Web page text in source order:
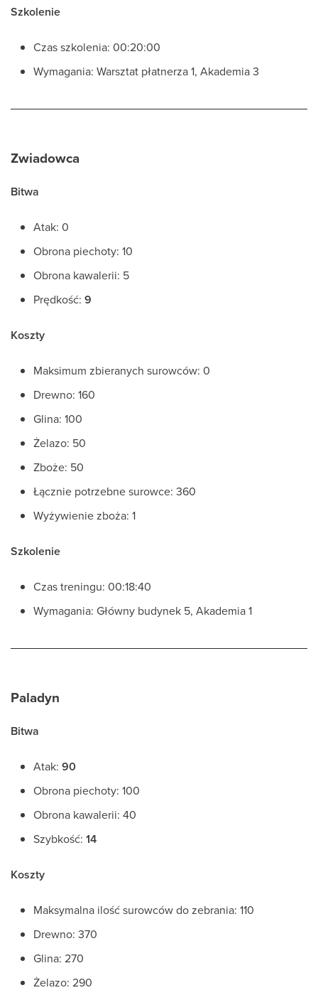
Szkolenie
Czas szkolenia: 00:20:00
Wymagania: Warsztat płatnerza 1, Akademia 3
Zwiadowca
Bitwa
Atak: 0
Obrona piechoty: 10
Obrona kawalerii: 5
Prędkość: 9
Koszty
Maksimum zbieranych surowców: 0
Drewno: 160
Glina: 100
Żelazo: 50
Zboże: 50
Łącznie potrzebne surowce: 360
Wyżywienie zboża: 1
Szkolenie
Czas treningu: 00:18:40
Wymagania: Główny budynek 5, Akademia 1
Paladyn
Bitwa
Atak: 90
Obrona piechoty: 100
Obrona kawalerii: 40
Szybkość: 14
Koszty
Maksymalna ilość surowców do zebrania: 110
Drewno: 370
Glina: 270
Żelazo: 290